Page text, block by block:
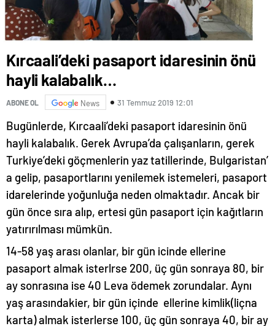
Kırcaali’deki pasaport idaresinin önü
hayli kalabalık…
ABONE OL News 31 Temmuz 2019 12:01
Bugünlerde, Kırcaali’deki pasaport idaresinin önü
hayli kalabalık. Gerek Avrupa’da çalışanların, gerek
Turkiye’deki göçmenlerin yaz tatillerinde, Bulgaristan’
a gelip, pasaportlarını yenilemek istemeleri, pasaport
idarelerinde yoğunluğa neden olmaktadır. Ancak bir
gün önce sıra alıp, ertesi gün pasaport için kağıtların
yatırırılması mümkün.
14-58 yaş arası olanlar, bir gün icinde ellerine
pasaport almak isterlrse 200, üç gün sonraya 80, bir
ay sonrasına ise 40 Leva ödemek zorundalar. Aynı
yaş arasındakier, bir gün içinde ellerine kimlik(liçna
karta) almak isterlerse 100, üç gün sonraya 40, bir ay